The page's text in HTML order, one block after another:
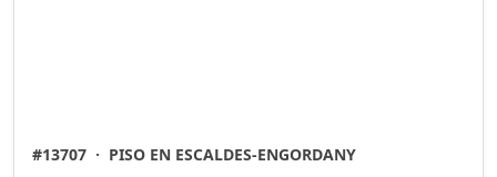
#13707 · PISO EN ESCALDES-ENGORDANY